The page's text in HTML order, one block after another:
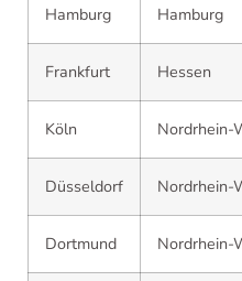
Hamburg Hamburg
Frankfurt Hessen
Köln Nordrhein-
Düsseldorf Nordrhein-
Dortmund Nordrhein-